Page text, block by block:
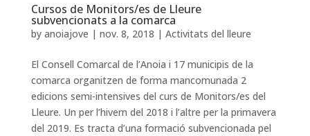
Cursos de Monitors/es de Lleure
subvencionats a la comarca
by anoiajove | nov. 8, 2018 | Activitats del lleure
El Consell Comarcal de l’Anoia i 17 municipis de la
comarca organitzen de forma mancomunada 2
edicions semi-intensives del curs de Monitors/es del
Lleure. Un per l’hivern del 2018 i l’altre per la primavera
del 2019. Es tracta d’una formació subvencionada pel